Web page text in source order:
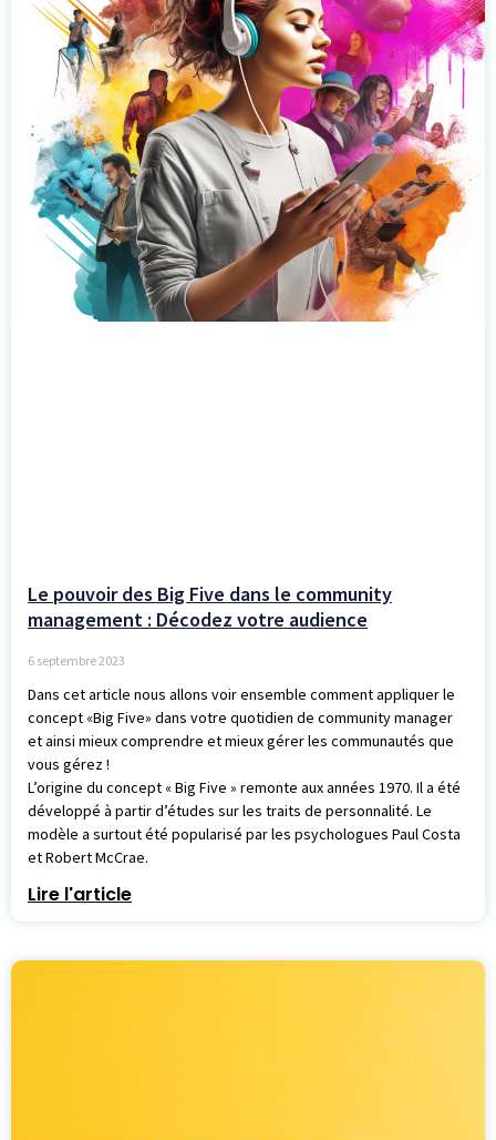
Le pouvoir des Big Five dans le community
management : Décodez votre audience
6 septembre 2023
Dans cet article nous allons voir ensemble comment appliquer le
concept «Big Five» dans votre quotidien de community manager
et ainsi mieux comprendre et mieux gérer les communautés que
vous gérez !
L’origine du concept « Big Five » remonte aux années 1970. Il a été
développé à partir d’études sur les traits de personnalité. Le
modèle a surtout été popularisé par les psychologues Paul Costa
et Robert McCrae.
Lire l'article